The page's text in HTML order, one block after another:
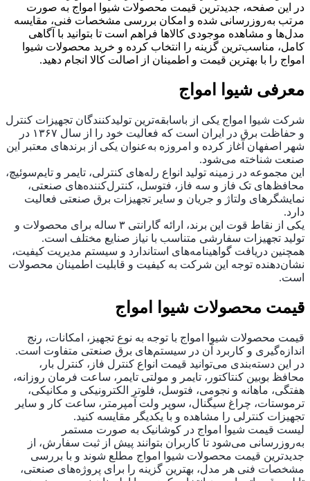
در این صفحه، جدیدترین قیمت محصولات شیوا امواج به‌ صورت
مرتب به‌روزرسانی شده و امکان بررسی مشخصات فنی، مقایسه
مدل‌ها و مشاهده موجودی کالاها فراهم است تا بتوانید با آگاهی
کامل، مناسب‌ترین گزینه را انتخاب کرده و خرید محصولات شیوا
امواج را با بهترین قیمت و اطمینان از اصالت کالا انجام دهید.
معرفی شیوا امواج
شرکت شیوا امواج یکی از باسابقه‌ترین تولیدکنندگان تجهیزات کنترل
و حفاظت برق در ایران است که فعالیت خود را از سال ۱۳۶۷ در
شهر اصفهان آغاز کرده و امروزه به‌عنوان یکی از برندهای معتبر این
صنعت شناخته می‌شود.
این مجموعه در زمینه تولید انواع رله‌های کنترلی، تایمر و تایم‌سوئیچ،
محافظ‌های تک ‌فاز و سه ‌فاز، فتوسل، کنترل‌کننده‌های صنعتی،
نمایشگرهای ولتاژ و جریان و سایر تجهیزات برق صنعتی فعالیت
دارد.
یکی از نقاط قوت این برند، ارائه گارانتی ۳ ساله برای محصولات و
تولید تجهیزات سفارشی متناسب با نیاز صنایع مختلف است.
همچنین دریافت گواهینامه‌های استاندارد و سیستم مدیریت کیفیت،
نشان‌دهنده توجه این شرکت به کیفیت و قابلیت اطمینان محصولات
است.
قیمت محصولات شیوا امواج
قیمت محصولات شیوا امواج با توجه به نوع تجهیز، امکانات، رنج
اندازه‌گیری و کاربرد آن در سیستم‌های برق صنعتی متفاوت است.
در این دسته‌بندی می‌توانید قیمت انواع کنترل فاز، کنترل بار،
محافظ بوبین کنتاکتور، تایمر و مولتی ‌تایمر، ساعت فرمان روزانه،
هفتگی، ماهانه و نجومی، فتوسل، فلوتر الکترونیکی و مکانیکی،
ترموستات، چراغ سیگنال، سوپر ولت ‌آمپرمتر، ساعت کار و سایر
تجهیزات کنترلی را مشاهده و با یکدیگر مقایسه کنید.
لیست قیمت شیوا امواج در کوشانیک به ‌صورت مستمر
به‌روزرسانی می‌شود تا کاربران بتوانند پیش از ثبت سفارش، از
جدیدترین قیمت محصولات شیوا امواج مطلع شوند و با بررسی
مشخصات فنی هر مدل، بهترین گزینه را برای پروژه‌های صنعتی،